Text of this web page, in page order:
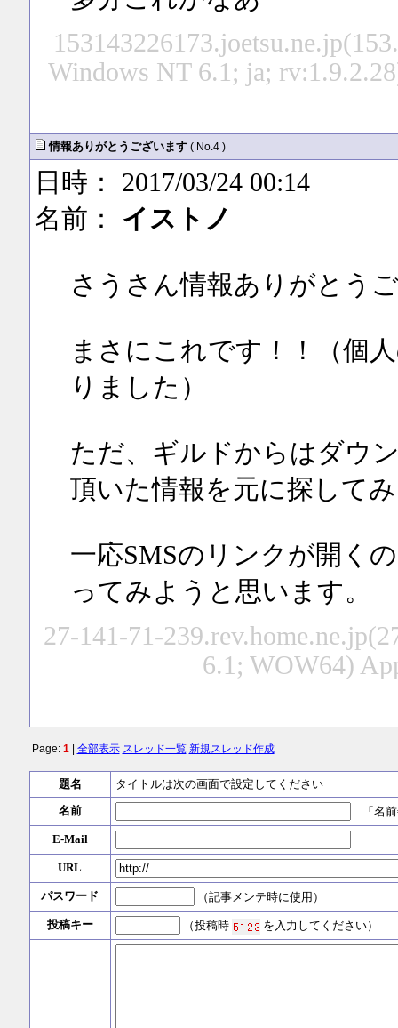
Windows NT 6.1; ja;
情報ありがとうございます ( No.4 )
日時： 2017/03/24 00:14
名前： イストノ
さうさん情報ありがとう
まさにこれです！！（個
りました）
ただ、ギルドからはダウ
頂いた情報を元に探して
一応SMSのリンクが開く
ってみようと思います。
27-141-71-
6.1; WOW64)
Page: 1| 全部表示 スレッド一覧 新規スレッド作成
題名
タイトルは次の画面で設定してください
名前
「名前
E-Mail
URL
パスワード （記事メンテ時に使用）
投稿キー （投稿時 を入力してください）